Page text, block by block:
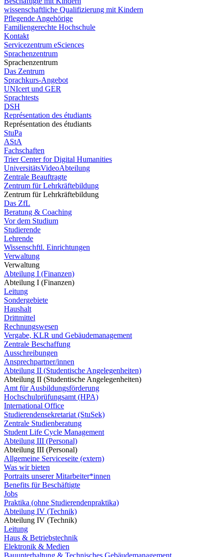
wissenschaftliche Qualifizierung mit Kindern
Pflegende Angehörige
Familiengerechte Hochschule
Kontakt
Servicezentrum eSciences
Sprachenzentrum
Sprachenzentrum
Das Zentrum
Sprachkurs-Angebot
UNIcert und GER
Sprachtests
DSH
Représentation des étudiants
Représentation des étudiants
StuPa
AStA
Fachschaften
Trier Center for Digital Humanities
UniversitätsVideoAbteilung
Zentrale Beauftragte
Zentrum für Lehrkräftebildung
Zentrum für Lehrkräftebildung
Das ZfL
Beratung & Coaching
Vor dem Studium
Studierende
Lehrende
Wissenschftl. Einrichtungen
Verwaltung
Verwaltung
Abteilung I (Finanzen)
Abteilung I (Finanzen)
Leitung
Sondergebiete
Haushalt
Drittmittel
Rechnungswesen
Vergabe, KLR und Gebäudemanagement
Zentrale Beschaffung
Ausschreibungen
Ansprechpartner/innen
Abteilung II (Studentische Angelegenheiten)
Abteilung II (Studentische Angelegenheiten)
Amt für Ausbildungsförderung
Hochschulprüfungsamt (HPA)
International Office
Studierendensekretariat (StuSek)
Zentrale Studienberatung
Student Life Cycle Management
Abteilung III (Personal)
Abteilung III (Personal)
Allgemeine Serviceseite (extern)
Was wir bieten
Portraits unserer Mitarbeiter*innen
Benefits für Beschäftigte
Jobs
Praktika (ohne Studierendenpraktika)
Abteilung IV (Technik)
Abteilung IV (Technik)
Leitung
Haus & Betriebstechnik
Elektronik & Medien
Bauunterhaltung & Technisches Gebäudemanagement